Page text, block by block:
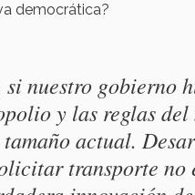
democrática?
nuestro gobierno
y las reglas
actual.
transporte no